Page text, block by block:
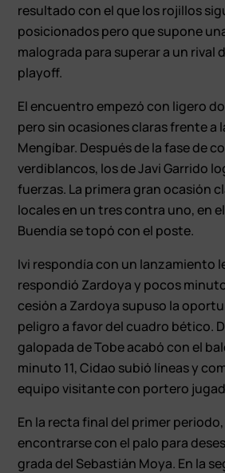
resultado con el que los rojillos
posicionados pero que supone
malograda para superar a un rival
playoff.
El encuentro empezó con ligero
pero sin ocasiones claras frente a
Mengíbar. Después de la fase de
verdiblancos, los de Javi Garrido
fuerzas. La primera gran ocasión
locales en un tres contra uno, en
Buendía se topó con el poste.
Ivi respondía con un lanzamiento
respondió Zardoya y pocos
cesión a Zardoya supuso la
peligro a favor del cuadro bético.
galopada de Tobe acabó con el
minuto 11, Cidao subió líneas y
equipo visitante con portero
En la recta final del primer
encontrarse con el palo para
grada del Sebastián Moya. En la